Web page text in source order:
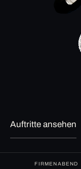
Auftritte ansehen
FIRMENABEND